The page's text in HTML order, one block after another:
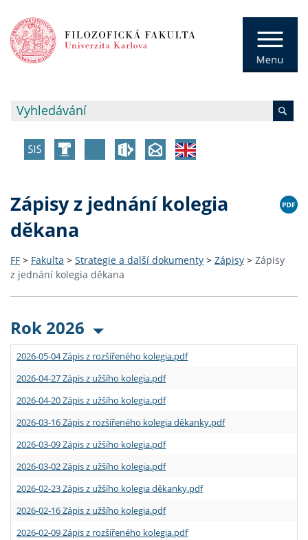
Zápisy z jednání kolegia
děkana
FF > Fakulta > Strategie a další dokumenty > Zápisy > Zápisy
z jednání kolegia děkana
Rok 2026
2026-05-04 Zápis z rozšířeného kolegia.pdf
2026-04-27 Zápis z užšího kolegia.pdf
2026-04-20 Zápis z užšího kolegia.pdf
2026-03-16 Zápis z rozšířeného kolegia děkanky.pdf
2026-03-09 Zápis z užšího kolegia.pdf
2026-03-02 Zápis z užšího kolegia.pdf
2026-02-23 Zápis z užšího kolegia děkanky.pdf
2026-02-16 Zápis z užšího kolegia.pdf
2026-02-09 Zápis z rozšířeného kolegia.pdf